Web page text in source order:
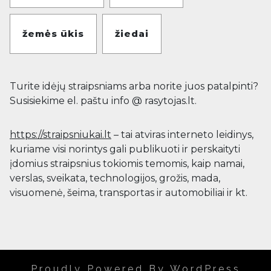
žemės ūkis žiedai
Turite idėjų straipsniams arba norite juos patalpinti?
Susisiekime el. paštu info @ rasytojas.lt.
https://straipsniukai.lt – tai atviras interneto leidinys,
kuriame visi norintys gali publikuoti ir perskaityti
įdomius straipsnius tokiomis temomis, kaip namai,
verslas, sveikata, technologijos, grožis, mada,
visuomenė, šeima, transportas ir automobiliai ir kt.